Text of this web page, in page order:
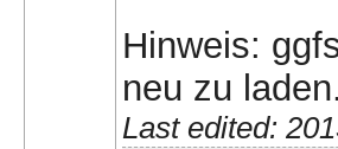
Hinweis:
neu zu
Last edited: